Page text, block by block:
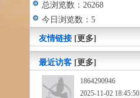
总浏览数：26268
今日浏览数：5
友情链接 [更多]
最近访客 [更多]
1864290946
2025-11-02 18:45:50